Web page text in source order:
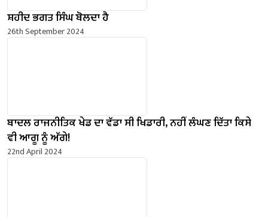
ਸ਼ਹੀਦ ਭਗਤ ਸਿੰਘ ਬੋਲਦਾ ਹੈ
26th September 2024
ਬਾਦਲ ਰਾਜਨੀਤਿਕ ਖੇਡ ਦਾ ਵੱਡਾ ਸੀ ਖਿਡਾਰੀ, ਨਹੀਂ ਲੰਘਣ ਦਿੱਤਾ ਕਿਸੇ
ਵੀ ਆਗੂ ਨੂੰ ਅੱਗੇ!
22nd April 2024